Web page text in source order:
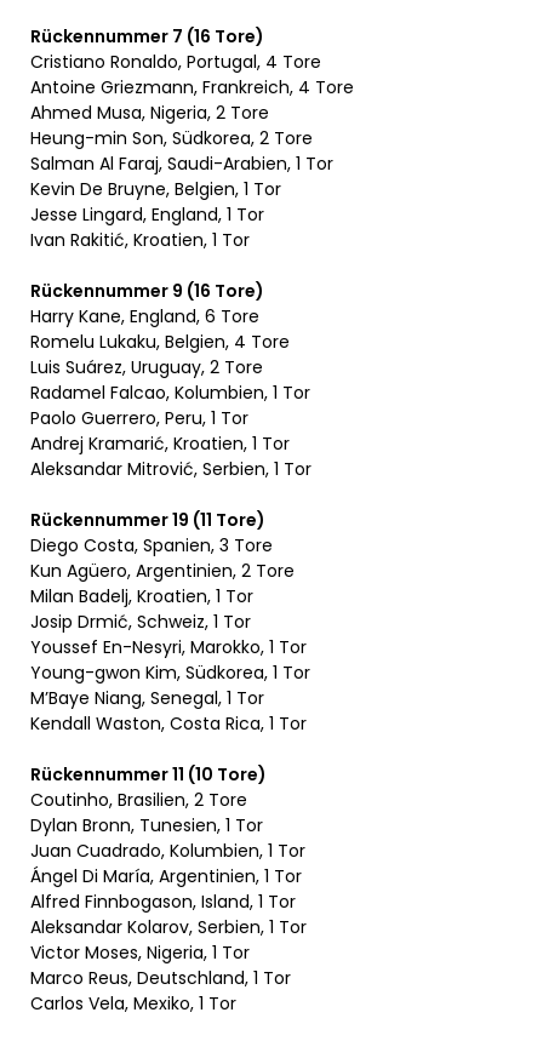
Rückennummer 7 (16 Tore)
Cristiano Ronaldo, Portugal, 4 Tore
Antoine Griezmann, Frankreich, 4 Tore
Ahmed Musa, Nigeria, 2 Tore
Heung-min Son, Südkorea, 2 Tore
Salman Al Faraj, Saudi-Arabien, 1 Tor
Kevin De Bruyne, Belgien, 1 Tor
Jesse Lingard, England, 1 Tor
Ivan Rakitić, Kroatien, 1 Tor
Rückennummer 9 (16 Tore)
Harry Kane, England, 6 Tore
Romelu Lukaku, Belgien, 4 Tore
Luis Suárez, Uruguay, 2 Tore
Radamel Falcao, Kolumbien, 1 Tor
Paolo Guerrero, Peru, 1 Tor
Andrej Kramarić, Kroatien, 1 Tor
Aleksandar Mitrović, Serbien, 1 Tor
Rückennummer 19 (11 Tore)
Diego Costa, Spanien, 3 Tore
Kun Agüero, Argentinien, 2 Tore
Milan Badelj, Kroatien, 1 Tor
Josip Drmić, Schweiz, 1 Tor
Youssef En-Nesyri, Marokko, 1 Tor
Young-gwon Kim, Südkorea, 1 Tor
M’Baye Niang, Senegal, 1 Tor
Kendall Waston, Costa Rica, 1 Tor
Rückennummer 11 (10 Tore)
Coutinho, Brasilien, 2 Tore
Dylan Bronn, Tunesien, 1 Tor
Juan Cuadrado, Kolumbien, 1 Tor
Ángel Di María, Argentinien, 1 Tor
Alfred Finnbogason, Island, 1 Tor
Aleksandar Kolarov, Serbien, 1 Tor
Victor Moses, Nigeria, 1 Tor
Marco Reus, Deutschland, 1 Tor
Carlos Vela, Mexiko, 1 Tor